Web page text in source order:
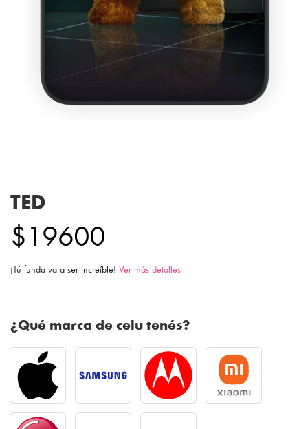
TED
$19600
¡Tú funda va a ser increíble! Ver más detalles
¿Qué marca de celu tenés?